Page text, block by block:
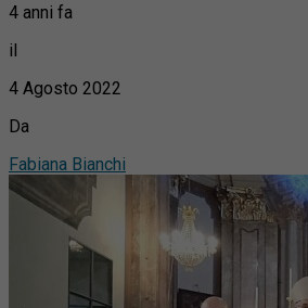
4 anni fa
il
4 Agosto 2022
Da
Fabiana Bianchi